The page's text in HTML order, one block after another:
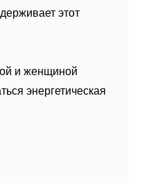
этот
и женщиной
энергетическая